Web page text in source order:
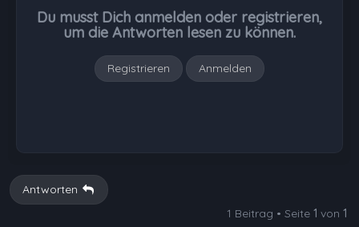
Du musst Dich anmelden oder registrieren,
um die Antworten lesen zu können.
Registrieren Anmelden
Antworten
1 Beitrag • Seite 1 von 1